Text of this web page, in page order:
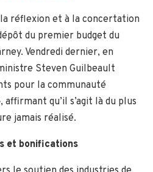
réflexion et à la concertation
du premier budget du
Vendredi dernier, en
Steven Guilbeault
pour la communauté
qu’il s’agit là du plus
jamais réalisé.
et bonifications